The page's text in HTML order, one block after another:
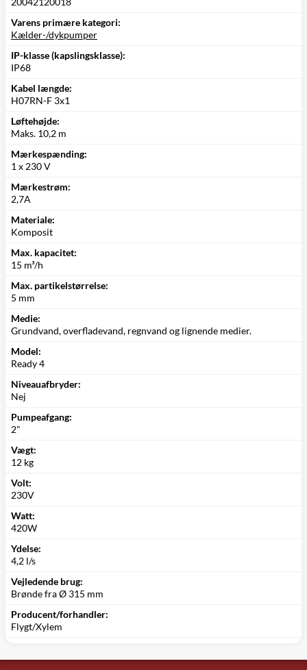
Varens primære kategori:
Kælder-/dykpumper
IP-klasse (kapslingsklasse):
IP68
Kabel længde:
H07RN-F 3x1
Løftehøjde:
Maks. 10,2 m
Mærkespænding:
1 x 230 V
Mærkestrøm:
2,7A
Materiale:
Komposit
Max. kapacitet:
15 m³/h
Max. partikelstørrelse:
5 mm
Medie:
Grundvand, overfladevand, regnvand og lignende medier.
Model:
Ready 4
Niveauafbryder:
Nej
Pumpeafgang:
2"
Vægt:
12 kg
Volt:
230V
Watt:
420W
Ydelse:
4,2 l/s
Vejledende brug:
Brønde fra Ø 315 mm
Producent/forhandler:
Flygt/Xylem